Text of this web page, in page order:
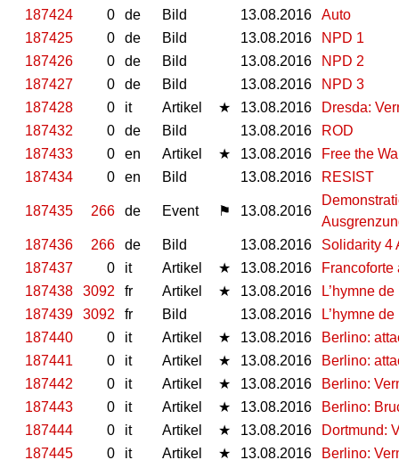
187424
0 de Bild 13.08.2016
Auto
187425
0 de Bild 13.08.2016
NPD 1
187426
0 de Bild 13.08.2016
NPD 2
187427
0 de Bild 13.08.2016
NPD 3
187428
0 it Artikel ★ 13.08.2016
Dresda:
187432
0 de Bild 13.08.2016
ROD
187433
0 en Artikel ★ 13.08.2016
Free the
187434
0 en Bild 13.08.2016 RESIST
187435 266 de Event ⚑ 13.08.2016
187436
266 de Bild 13.08.2016
Solidarity 4
187437
0 it Artikel ★ 13.08.2016
187438
3092 fr Artikel ★ 13.08.2016
L’hymne
187439
3092 fr Bild 13.08.2016
L’hymne
187440
0 it Artikel ★ 13.08.2016
Berlino:
187441
0 it Artikel ★ 13.08.2016
Berlino:
187442
0 it Artikel ★ 13.08.2016
Berlino:
187443
0 it Artikel ★ 13.08.2016
Berlino:
187444
0 it Artikel ★ 13.08.2016
Dortmund:
187445
0 it Artikel ★ 13.08.2016 Berlino: